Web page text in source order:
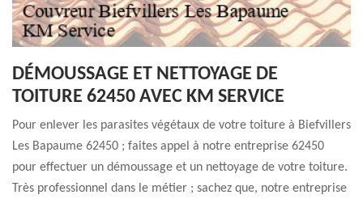
DÉMOUSSAGE ET NETTOYAGE DE
TOITURE 62450 AVEC KM SERVICE
Pour enlever les parasites végétaux de votre toiture à Biefvillers
Les Bapaume 62450 ; faites appel à notre entreprise 62450
pour effectuer un démoussage et un nettoyage de votre toiture.
Très professionnel dans le métier ; sachez que, notre entreprise